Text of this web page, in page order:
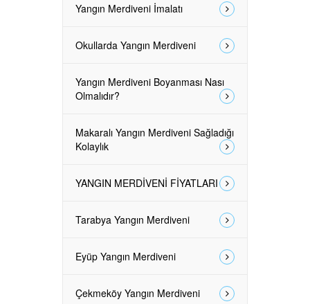
Yangın Merdiveni İmalatı
Okullarda Yangın Merdiveni
Yangın Merdiveni Boyanması Nası
Olmalıdır?
Makaralı Yangın Merdiveni Sağladığı
Kolaylık
YANGIN MERDİVENİ FİYATLARI
Tarabya Yangın Merdiveni
Eyüp Yangın Merdiveni
Çekmeköy Yangın Merdiveni